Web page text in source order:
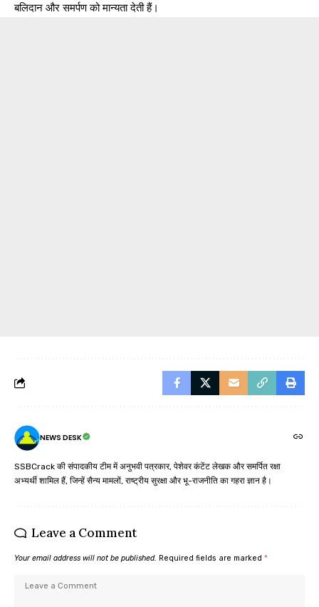
बलिदान और समर्पण को मान्यता देती हैं।
NEWS DESK
SSBCrack की संपादकीय टीम में अनुभवी पत्रकार, पेशेवर कंटेंट लेखक और समर्पित रक्षा
अभ्यर्थी शामिल हैं, जिन्हें सैन्य मामलों, राष्ट्रीय सुरक्षा और भू-राजनीति का गहरा ज्ञान है।
Leave a Comment
Your email address will not be published. Required fields are marked *